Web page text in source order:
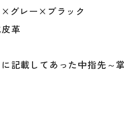
グレー×ブラック
革
記載してあった中指先～